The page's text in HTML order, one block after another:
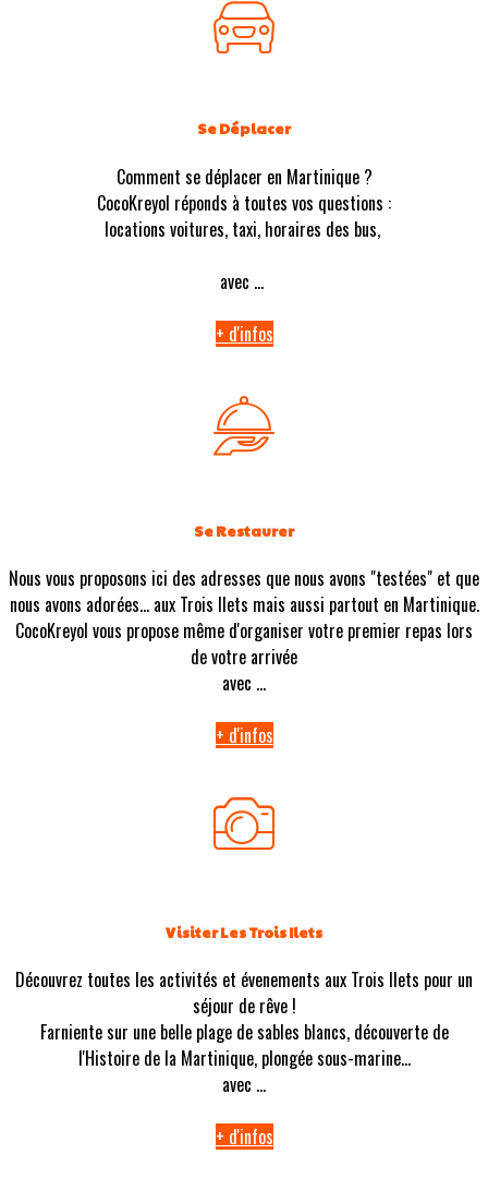
Se Déplacer
Comment se déplacer en Martinique ?
CocoKreyol réponds à toutes vos questions :
locations voitures, taxi, horaires des bus,
avec ...
+ d'infos
Se Restaurer
Nous vous proposons ici des adresses que nous avons "testées" et que
nous avons adorées... aux Trois Ilets mais aussi partout en Martinique.
CocoKreyol vous propose même d'organiser votre premier repas lors
de votre arrivée
avec ...
+ d'infos
Visiter Les Trois Ilets
Découvrez toutes les activités et évenements aux Trois Ilets pour un
séjour de rêve !
Farniente sur une belle plage de sables blancs, découverte de
l'Histoire de la Martinique, plongée sous-marine...
avec ...
+ d'infos